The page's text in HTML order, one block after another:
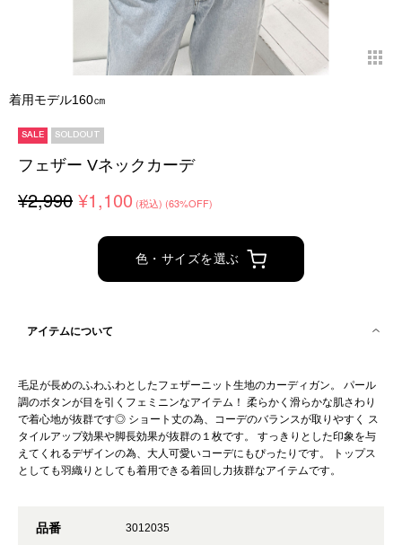
着用モデル160㎝
SALE SOLDOUT
フェザー Vネックカーデ
¥2,990 ¥1,100 (税込) (63%OFF)
色・サイズを選ぶ
アイテムについて
毛足が長めのふわふわとしたフェザーニット生地のカーディガン。 パール
調のボタンが目を引くフェミニンなアイテム！ 柔らかく滑らかな肌さわり
で着心地が抜群です◎ ショート丈の為、コーデのバランスが取りやすく ス
タイルアップ効果や脚長効果が抜群の１枚です。 すっきりとした印象を与
えてくれるデザインの為、大人可愛いコーデにもぴったりです。 トップス
としても羽織りとしても着用できる着回し力抜群なアイテムです。
品番 3012035